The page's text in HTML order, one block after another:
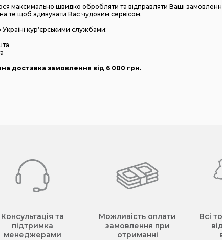
максимально швидко обробляти та відправляти Ваші
те щоб здивувати Вас чудовим сервісом.
кур’єрськими службами:
доставка замовлення від 6 000 грн.
Консультація та
підтримка
менеджерами
Можливість оплати
замовлення при
отриманні
Всі